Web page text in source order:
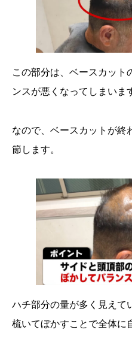
この部分は、ベースカット
ンスが悪くなってしまいま
なので、ベースカットが終
節します。
ハチ部分の量が多く見えて
梳いてぼかすことで全体に